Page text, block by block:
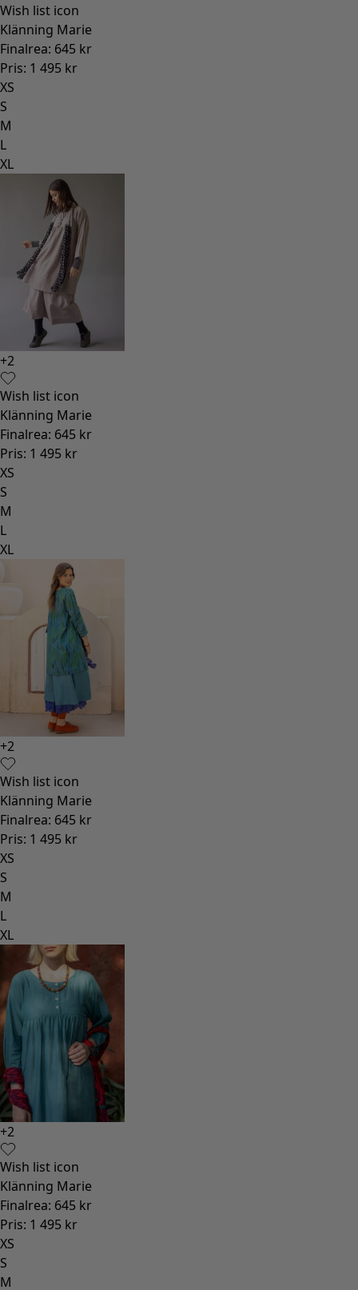
Wish list icon
Klänning Marie
Finalrea: 645 kr
Pris: 1 495 kr
XS
S
M
L
XL
+2
Wish list icon
Klänning Marie
Finalrea: 645 kr
Pris: 1 495 kr
XS
S
M
L
XL
+2
Wish list icon
Klänning Marie
Finalrea: 645 kr
Pris: 1 495 kr
XS
S
M
L
XL
+2
Wish list icon
Klänning Marie
Finalrea: 645 kr
Pris: 1 495 kr
XS
S
M